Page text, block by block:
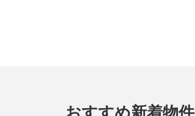
おすすめ新着物件